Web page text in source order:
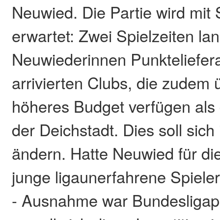
Neuwied. Die Partie wird mit
erwartet: Zwei Spielzeiten
Neuwiederinnen
arrivierten Clubs, die zudem
höheres Budget verfügen
der Deichstadt. Dies soll
ändern. Hatte Neuwied für
junge ligaunerfahrene
- Ausnahme war